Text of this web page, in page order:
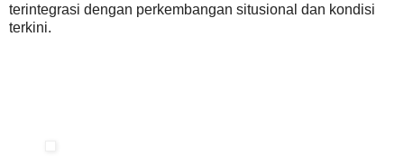
terintegrasi dengan perkembangan situsional dan kondisi
terkini.